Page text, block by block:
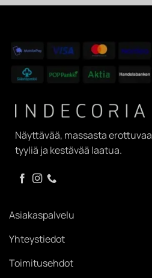
Näyttävää, massasta erottuvaa
tyyliä ja kestävää laatua.
Asiakaspalvelu
Yhteystiedot
Toimitusehdot